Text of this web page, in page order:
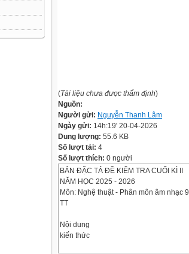
(Tài liệu chưa được thẩm định)
Nguồn:
Người gửi: Nguyễn Thanh Lâm
Ngày gửi: 14h:19' 20-04-2026
Dung lượng: 55.6 KB
Số lượt tải: 4
Số lượt thích: 0 người
BẢN ĐẶC TẢ ĐỀ KIỂM TRA CUỐI KÌ II
NĂM HỌC 2025 - 2026
Môn: Nghệ thuật - Phân môn âm nhạc 9
TT
Nội dung
kiến thức